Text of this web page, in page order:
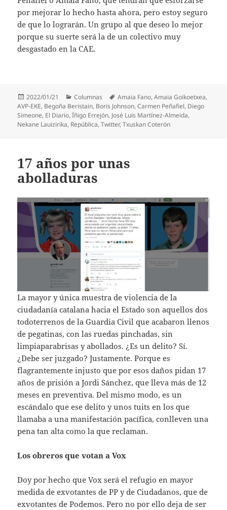
por mejorar lo hecho hasta ahora, pero estoy seguro
de que lo lograrán. Un grupo al que deseo lo mejor
porque su suerte será la de un colectivo muy
desgastado en la CAE.
Publicado
el
2022/01/21 Categorías
Columnas Etiquetas
Amaia Fano,Amaia Goikoetxea,
AVP-EKE, Begoña Beristain, Boris Johnson,Carmen Peñafiel, Diego
Simeone, El Diario,Íñigo Errejón, José Luis Martínez-Almeida,
Nekane Lauizirika, República,Twitter,Txuskan Coterón
17 años por unas
abolladuras
La mayor y única muestra de violencia de la
ciudadanía catalana hacia el Estado son aquellos dos
todoterrenos de la Guardia Civil que acabaron llenos
de pegatinas, con las ruedas pinchadas, sin
limpiaparabrisas y abollados. ¿Es un delito? Sí.
¿Debe ser juzgado? Justamente. Porque es
flagrantemente injusto que por esos daños pidan 17
años de prisión a Jordi Sánchez, que lleva más de 12
meses en preventiva. Del mismo modo, es un
escándalo que ese delito y unos tuits en los que
llamaba a una manifestación pacífica, conlleven una
pena tan alta como la que reclaman.
Los obreros que votan a Vox
Doy por hecho que Vox será el refugio en mayor
medida de exvotantes de PP y de Ciudadanos, que de
exvotantes de Podemos. Pero no por ello deja de ser